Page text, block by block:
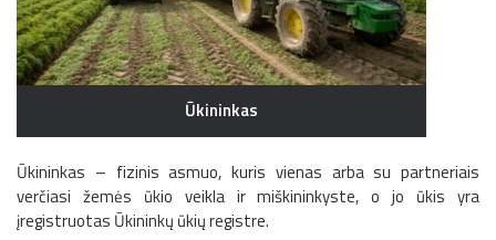
Ūkininkas
Ūkininkas – fizinis asmuo, kuris vienas arba su partneriais
verčiasi žemės ūkio veikla ir miškininkyste, o jo ūkis yra
įregistruotas Ūkininkų ūkių registre.